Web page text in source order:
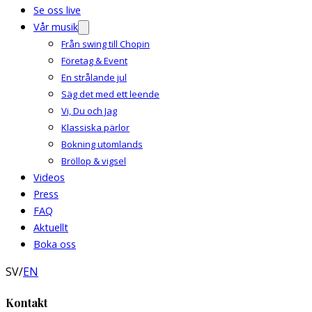
Se oss live
Vår musik
Från swing till Chopin
Företag & Event
En strålande jul
Säg det med ett leende
Vi, Du och Jag
Klassiska pärlor
Bokning utomlands
Bröllop & vigsel
Videos
Press
FAQ
Aktuellt
Boka oss
SV/EN
Kontakt